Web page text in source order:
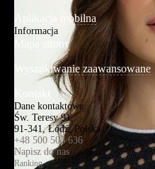
Aplikacja mobilna
Informacja
Mapa strony
Wyszukiwanie zaawansowane
Dane kontaktowe
Św. Teresy 91,
91-341, Łódź, Polska
+48 500 503 636
Napisz do nas
Ranking